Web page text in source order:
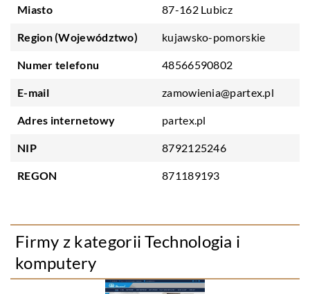
Miasto 87-162 Lubicz
Region (Województwo) kujawsko-pomorskie
Numer telefonu 48566590802
E-mail zamowienia@partex.pl
Adres internetowy partex.pl
NIP 8792125246
REGON 871189193
Firmy z kategorii Technologia i
komputery